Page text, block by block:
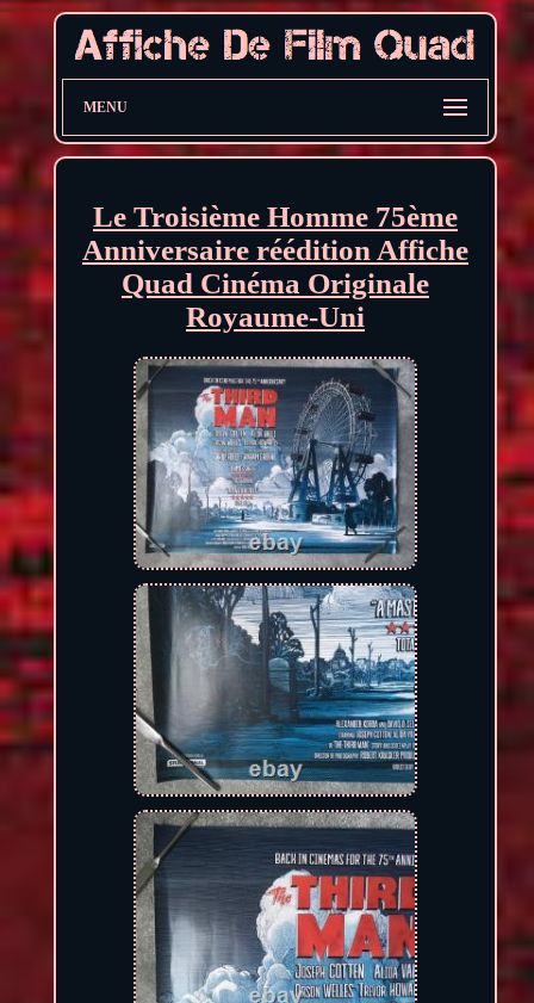
MENU
Le Troisième Homme 75ème
Anniversaire réédition Affiche
Quad Cinéma Originale
Royaume-Uni